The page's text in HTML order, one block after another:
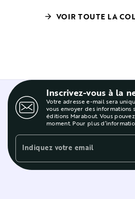
arrow_forward VOIR TOUTE LA
Inscrivez-vous à la
Votre adresse e-mail sera
vous envoyer des informations
éditions Marabout. Vous
moment. Pour plus
Indiquez votre email